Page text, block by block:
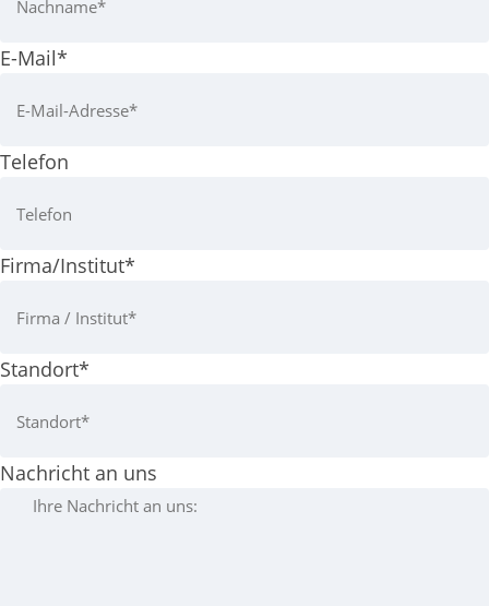
E-Mail*
Telefon
Firma/Institut*
Standort*
Nachricht an uns